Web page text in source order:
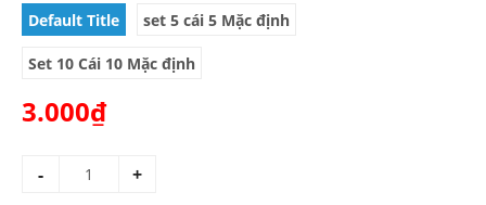
Default Title
set 5 cái 5 Mặc định
Set 10 Cái 10 Mặc định
3.000₫
- +